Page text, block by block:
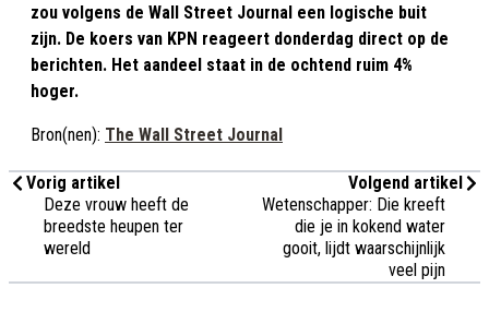
zou volgens de Wall Street Journal een logische buit
zijn. De koers van KPN reageert donderdag direct op de
berichten. Het aandeel staat in de ochtend ruim 4%
hoger.
Bron(nen): The Wall Street Journal
Vorig artikel
Deze vrouw heeft de
breedste heupen ter
wereld
Volgend artikel
Wetenschapper: Die kreeft
die je in kokend water
gooit, lijdt waarschijnlijk
veel pijn